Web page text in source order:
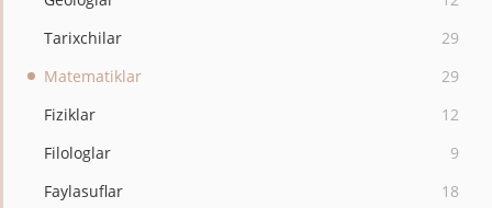
Tarixchilar
29
Matematiklar
29
Fiziklar
12
Filologlar
9
Faylasuflar
18